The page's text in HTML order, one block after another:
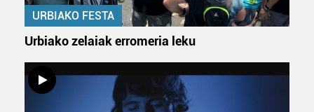
URBIAKO FESTA
Urbiako zelaiak erromeria leku